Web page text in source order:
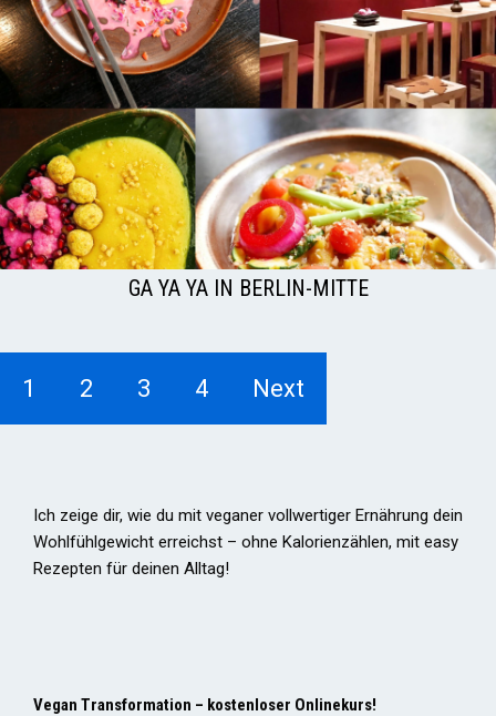
GA YA YA IN BERLIN-MITTE
1 2 3 4 Next
Ich zeige dir, wie du mit veganer vollwertiger Ernährung dein
Wohlfühlgewicht erreichst – ohne Kalorienzählen, mit easy
Rezepten für deinen Alltag!
Vegan Transformation – kostenloser Onlinekurs!